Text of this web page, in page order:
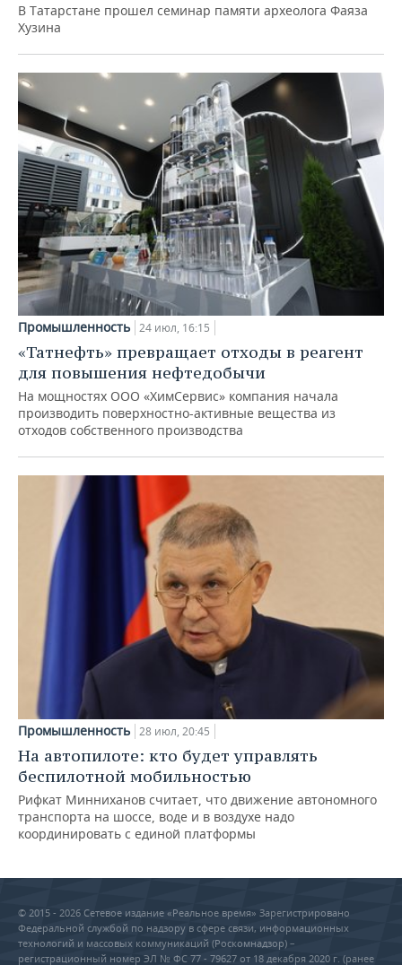
В Татарстане прошел семинар памяти археолога Фаяза
Хузина
Промышленность 24 июл, 16:15
«Татнефть» превращает отходы в реагент
для повышения нефтедобычи
На мощностях ООО «ХимСервис» компания начала
производить поверхностно-активные вещества из
отходов собственного производства
Промышленность 28 июл, 20:45
На автопилоте: кто будет управлять
беспилотной мобильностью
Рифкат Минниханов считает, что движение автономного
транспорта на шоссе, воде и в воздухе надо
координировать с единой платформы
© 2015 - 2026 Сетевое издание «Реальное время» Зарегистрировано
Федеральной службой по надзору в сфере связи, информационных
технологий и массовых коммуникаций (Роскомнадзор) –
регистрационный номер ЭЛ № ФС 77 - 79627 от 18 декабря 2020 г. (ранее